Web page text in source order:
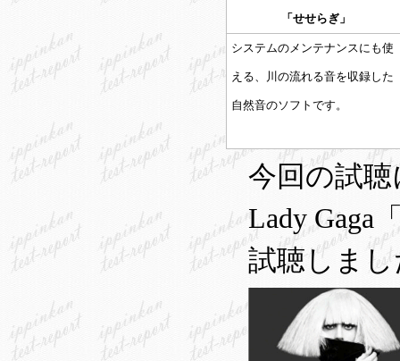
「せせらぎ」
システムのメンテナンスにも使
える、川の流れる音を収録した
自然音のソフトです。
今回の試聴
Lady Gaga
試聴しま